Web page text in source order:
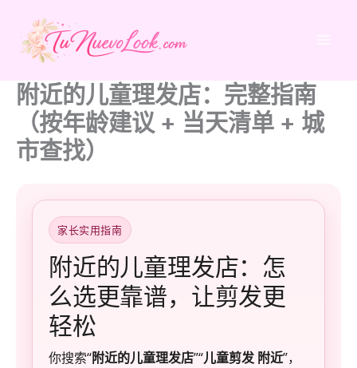
附近的儿童理发店：完整指南
（按年龄建议 + 当天清单 + 城
市查找）
家长实用指南
附近的儿童理发店：怎
么选更靠谱，让剪发更
轻松
你搜索“附近的儿童理发店”“儿童剪发 附近”，